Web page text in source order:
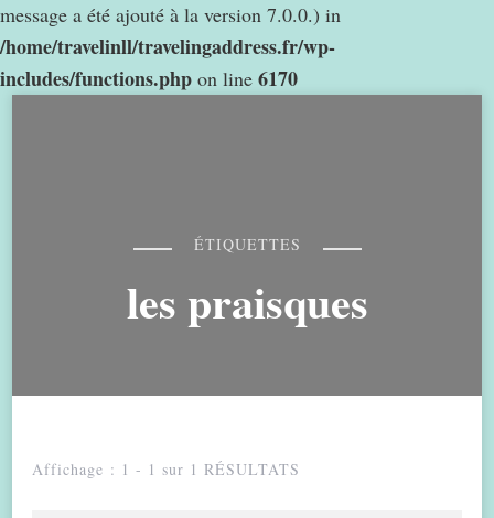
message a été ajouté à la version 7.0.0.) in
/home/travelinll/travelingaddress.fr/wp-
includes/functions.php on line 6170
ÉTIQUETTES
les praisques
Affichage : 1 - 1 sur 1 RÉSULTATS